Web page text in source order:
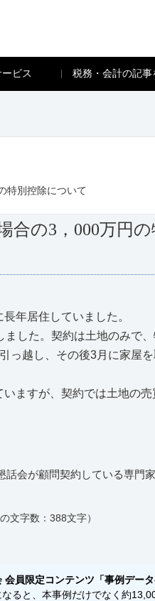
ビス 税務・会計の記事
特別控除について
合の3，000万円
年居住していました。
ました。契約は土地のみで
っ越し、その後3月に家屋
ますが、契約では土地の
会が顧問契約している専門
文字数：388文字）
会員限定コンテンツ「事例デー
なると、本事例だけでなく約